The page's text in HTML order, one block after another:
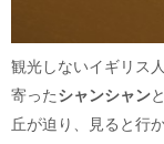
観光しないイギリス
寄ったシャンシャン
丘が迫り、見ると行